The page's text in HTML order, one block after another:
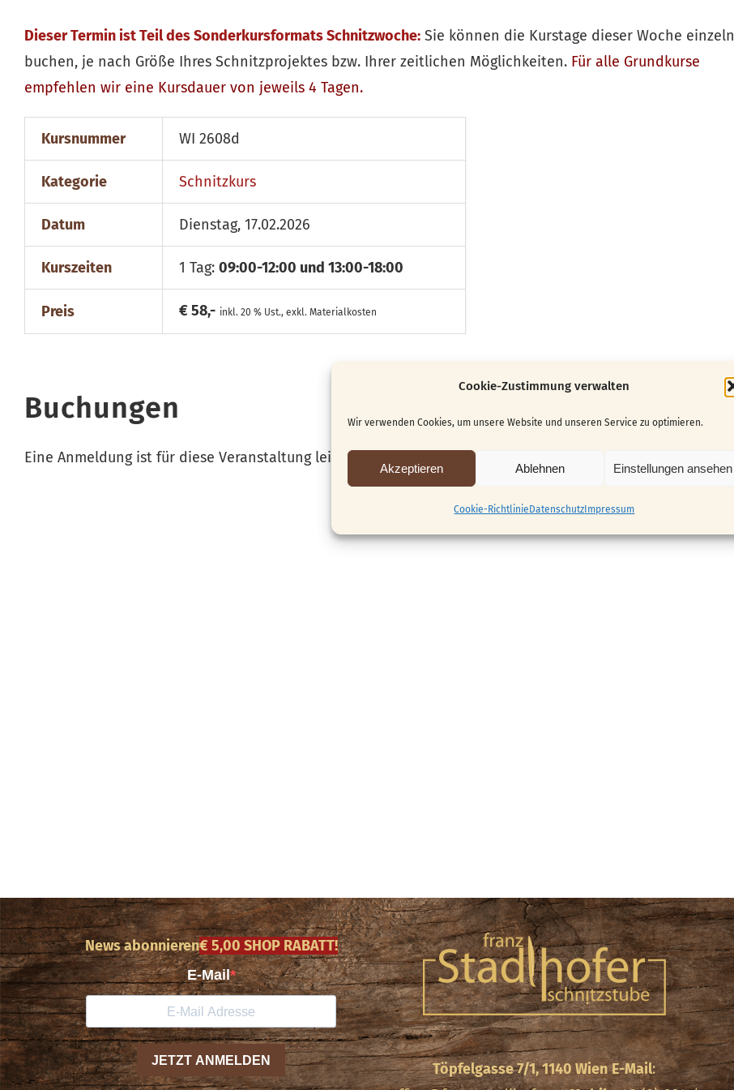
Cookie-Zustimmung verwalten
Wir verwenden Cookies, um unsere Website und unseren Service zu optimieren.
Akzeptieren Ablehnen Einstellungen ansehen
Cookie-Richtlinie Datenschutz Impressum
Dieser Termin ist Teil des Sonderkursformats Schnitzwoche: Sie können die Kurstage dieser Woche einzeln
buchen, je nach Größe Ihres Schnitzprojektes bzw. Ihrer zeitlichen Möglichkeiten. Für alle Grundkurse
empfehlen wir eine Kursdauer von jeweils 4 Tagen.
Kursnummer WI 2608d
Kategorie Schnitzkurs
Datum Dienstag, 17.02.2026
Kurszeiten 1 Tag: 09:00-12:00 und 13:00-18:00
Preis € 58,- inkl. 20 % Ust., exkl. Materialkosten
Buchungen
Eine Anmeldung ist für diese Veranstaltung leider nicht mehr möglich.
News abonnieren€ 5,00 SHOP RABATT!
Töpfelgasse 7/1, 1140 Wien E-Mail: